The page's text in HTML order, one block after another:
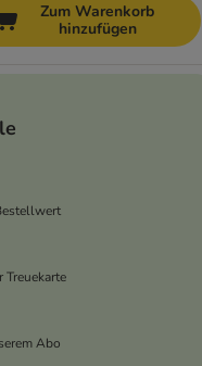
Zum Warenkorb
hinzufügen
Abo